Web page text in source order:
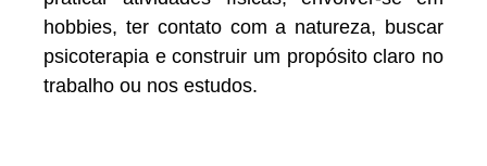
hobbies, ter contato com a natureza, buscar
psicoterapia e construir um propósito claro no
trabalho ou nos estudos.